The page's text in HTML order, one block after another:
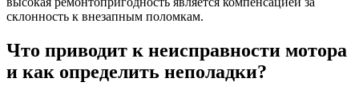
склонность к внезапным поломкам.
Что приводит к неисправности мотора
и как определить неполадки?